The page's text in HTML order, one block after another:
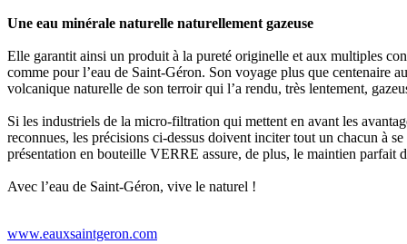
Une eau minérale naturelle naturellement gazeuse
Elle garantit ainsi un produit à la pureté originelle et aux multiples
comme pour l’eau de Saint-Géron. Son voyage plus que centenaire
volcanique naturelle de son terroir qui l’a rendu, très lentement,
Si les industriels de la micro-filtration qui mettent en avant les
reconnues, les précisions ci-dessus doivent inciter tout un chacun à
présentation en bouteille VERRE assure, de plus, le maintien parfait
Avec l’eau de Saint-Géron, vive le naturel !
www.eauxsaintgeron.com